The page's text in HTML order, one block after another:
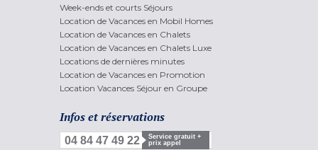
Week-ends et courts Séjours
Location de Vacances en Mobil Homes
Location de Vacances en Chalets
Location de Vacances en Chalets Luxe
Locations de dernières minutes
Location de Vacances en Promotion
Location Vacances Séjour en Groupe
Infos et réservations
04 84 47 49 22
Service gratuit +
prix appel